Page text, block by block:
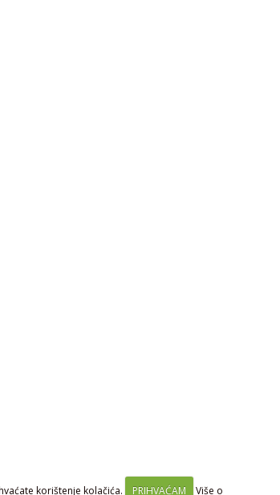
korištenje kolačića. PRIHVAĆAM Više o